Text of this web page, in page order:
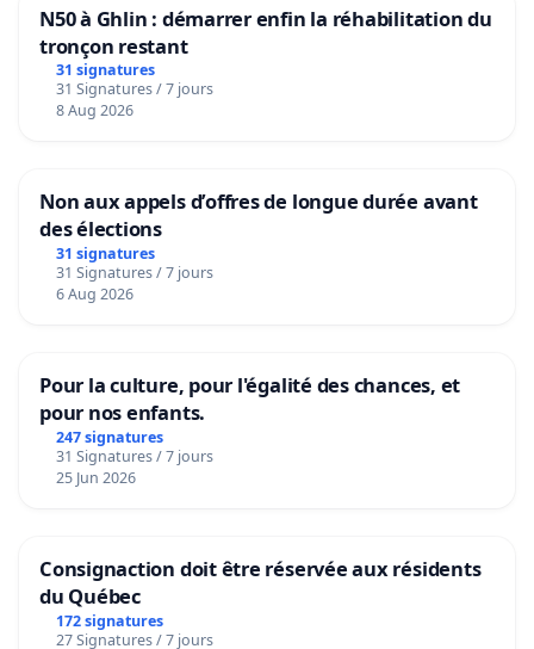
N50 à Ghlin : démarrer enfin la réhabilitation du
tronçon restant
31 signatures
31 Signatures / 7 jours
8 Aug 2026
Non aux appels d’offres de longue durée avant
des élections
31 signatures
31 Signatures / 7 jours
6 Aug 2026
Pour la culture, pour l'égalité des chances, et
pour nos enfants.
247 signatures
31 Signatures / 7 jours
25 Jun 2026
Consignaction doit être réservée aux résidents
du Québec
172 signatures
27 Signatures / 7 jours